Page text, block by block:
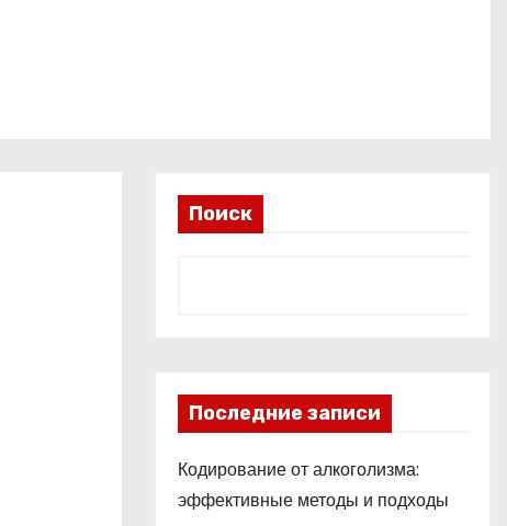
Поиск
Последние записи
Кодирование от алкоголизма:
эффективные методы и подходы